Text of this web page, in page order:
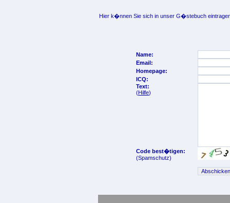
Hier k�nnen Sie sich in unser G�stebuch
Name:
Email:
Homepage:
ICQ:
Text:
(Hilfe)
Code best�tigen:
(Spamschutz)